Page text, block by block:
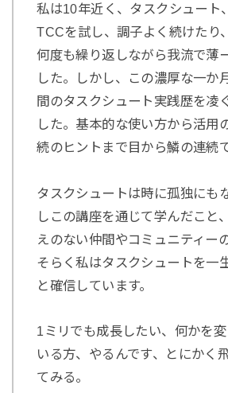
私は10年近く、タスクシュート
TCCを試し、調子よく続けたり
何度も繰り返しながら我流で薄
した。しかし、この濃厚な一か
間のタスクシュート実践歴を凌
した。基本的な使い方から活用
続のヒントまで目から鱗の連続
タスクシュートは時に孤独にも
しこの講座を通じて学んだこと
えのない仲間やコミュニティー
そらく私はタスクシュートを一
と確信しています。
1ミリでも成長したい、何かを
いる方、やるんです、とにかく
てみる。